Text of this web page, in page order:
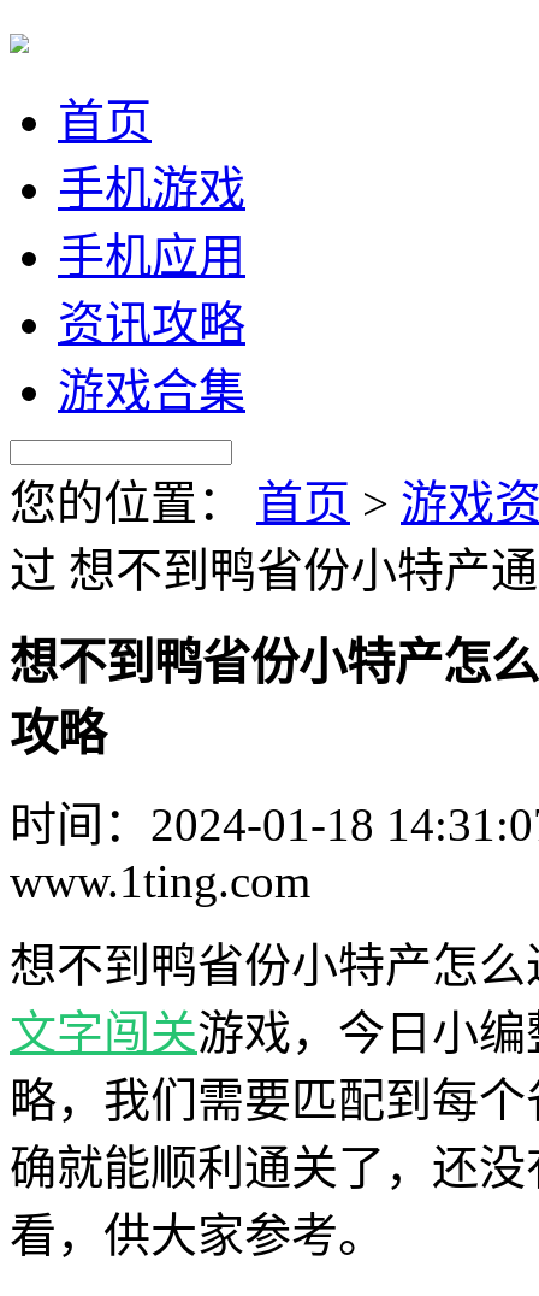
首页
手机游戏
手机应用
资讯攻略
游戏合集
您的位置： 首页 > 游戏
过 想不到鸭省份小特产
想不到鸭省份小特产怎
攻略
时间：2024-01-18
www.1ting.com
想不到鸭省份小特产怎
文字闯关游戏，今日小
略，我们需要匹配到每
确就能顺利通关了，还
看，供大家参考。